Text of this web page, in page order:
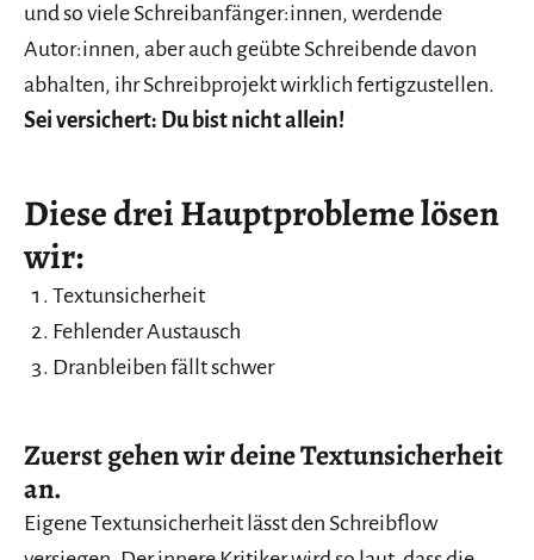
und so viele Schreibanfänger:innen, werdende
Autor:innen, aber auch geübte Schreibende davon
abhalten, ihr Schreibprojekt wirklich fertigzustellen.
Sei versichert: Du bist nicht allein!
Diese drei Hauptprobleme lösen
wir:
Textunsicherheit
Fehlender Austausch
Dranbleiben fällt schwer
Zuerst gehen wir deine Textunsicherheit
an.
Eigene Textunsicherheit lässt den Schreibflow